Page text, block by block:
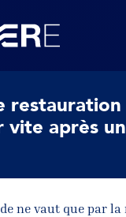
restauration
vite après
ne vaut que par